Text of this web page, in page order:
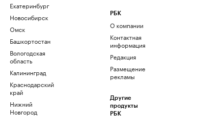
Екатеринбург
Новосибирск
Омск
Башкортостан
Вологодская
область
Калининград
Краснодарский
край
Нижний
Новгород
РБК
О компании
Контактная
информация
Редакция
Размещение
рекламы
Другие
продукты
РБК